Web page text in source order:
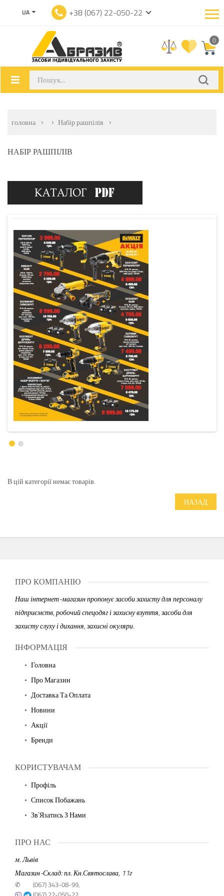
UA +38 (067) 22-050-22
0
головна Набір рашпілів
НАБІР РАШПІЛІВ
В цій категорії немає товарів.
НАЗАД
ПРО КОМПАНІЮ
Наш інтернет-магазин пропонує засоби захисту для персоналу
підприємств, робочий спецодяг і захисну взуття, засоби для
захисту слуху і дихання, захисні окуляри.
ІНФОРМАЦІЯ
Головна
Про Магазин
Доставка Та Оплата
Новини
Акції
Бренди
КОРИСТУВАЧАМ
Профіль
Список Побажань
Зв`язатись З Нами
ПРО НАС
м. Львів
Магазин-Склад: пл. Кн.Святослава, 11г
✆
(067) 343-08-99,